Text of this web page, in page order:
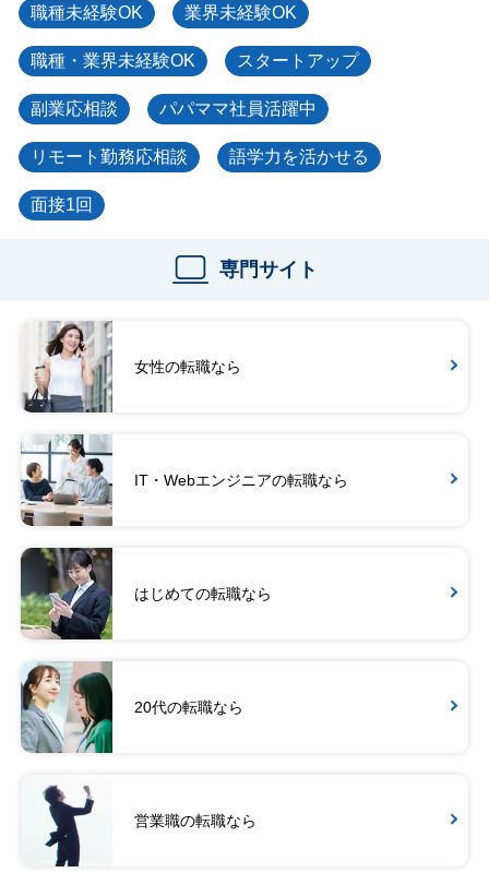
職種未経験OK 業界未経験OK
職種・業界未経験OK スタートアップ
副業応相談 パパママ社員活躍中
リモート勤務応相談 語学力を活かせる
面接1回
専門サイト
女性の転職なら
IT・Webエンジニアの転職なら
はじめての転職なら
20代の転職なら
営業職の転職なら